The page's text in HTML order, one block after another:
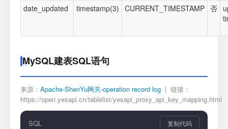
date_updated timestamp(3) CURRENT_TIMESTAMP 否
MySQL建表SQL语句
来源： Apache-ShenYu网关-operation record log | 链接：
https://open.yesapi.cn/tablelist/yesapi_proxy_api_key_mapping.html
SQL 复制代码